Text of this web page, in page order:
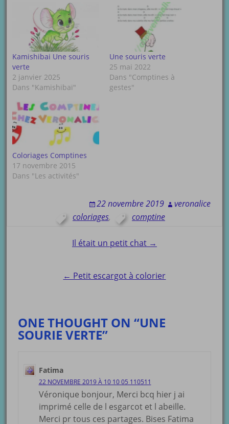
Kamishibai Une souris
verte
2 janvier 2025
Dans "Kamishibaï"
Une souris verte
25 mai 2022
Dans "Comptines à
gestes"
Coloriages Comptines
17 novembre 2015
Dans "Les activités"
22 novembre 2019
veronalice
coloriages, comptine
navigation
Il était un petit chat →
← Petit escargot à colorier
ONE THOUGHT ON “UNE
SOURIE VERTE”
Fatima
22 NOVEMBRE 2019 À 10 10 05 110511
Véronique bonjour, Merci bcq hier j ai
imprimé celle de l esgarcot et l abeille.
Merci pr tous ces partages. Bises Fatima